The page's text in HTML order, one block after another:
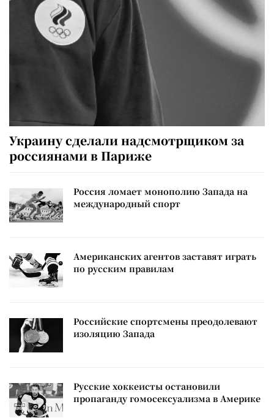
Украину сделали надсмотрщиком за
россиянами в Париже
Россия ломает монополию Запада на
международный спорт
Американских агентов заставят играть
по русским правилам
Российские спортсмены преодолевают
изоляцию Запада
Русские хоккеисты остановили
пропаганду гомосексуализма в Америке